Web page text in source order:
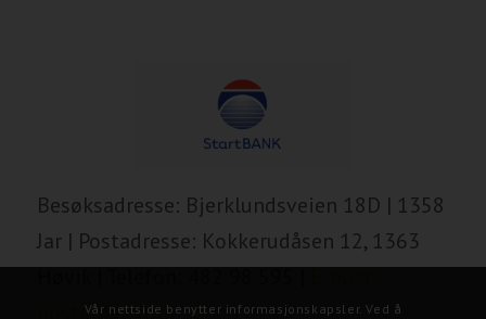
Besøksadresse: Bjerklundsveien 18D | 1358
Jar | Postadresse: Kokkerudåsen 12, 1363
Høvik | Telefon: 482 98 595 |E-post:
post@baerum-sol.no
Vår nettside benytter informasjonskapsler. Ved å